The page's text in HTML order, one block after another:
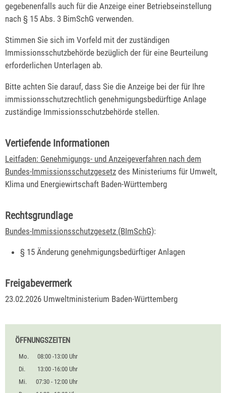
gegebenenfalls auch für die Anzeige einer Betriebseinstellung
nach § 15 Abs. 3 BimSchG verwenden.
Stimmen Sie sich im Vorfeld mit der zuständigen
Immissionsschutzbehörde bezüglich der für eine Beurteilung
erforderlichen Unterlagen ab.
Bitte achten Sie darauf, dass Sie die Anzeige bei der für Ihre
immissionsschutzrechtlich genehmigungsbedürftige Anlage
zuständige Immissionsschutzbehörde stellen.
Vertiefende Informationen
Leitfaden: Genehmigungs- und Anzeigeverfahren nach dem
Bundes-Immissionsschutzgesetz des Ministeriums für Umwelt,
Klima und Energiewirtschaft Baden-Württemberg
Rechtsgrundlage
Bundes-Immissionsschutzgesetz (BImSchG):
§ 15 Änderung genehmigungsbedürftiger Anlagen
Freigabevermerk
23.02.2026 Umweltministerium Baden-Württemberg
ÖFFNUNGSZEITEN
Mo.
08:00 -13:00 Uhr
Di.
13:00 -16:00 Uhr
Mi.
07:30 - 12:00 Uhr